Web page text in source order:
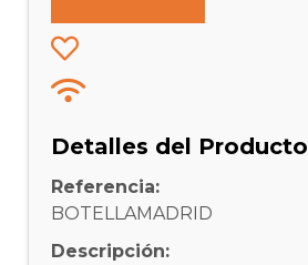
Detalles del Producto
Referencia:
BOTELLAMADRID
Descripción: